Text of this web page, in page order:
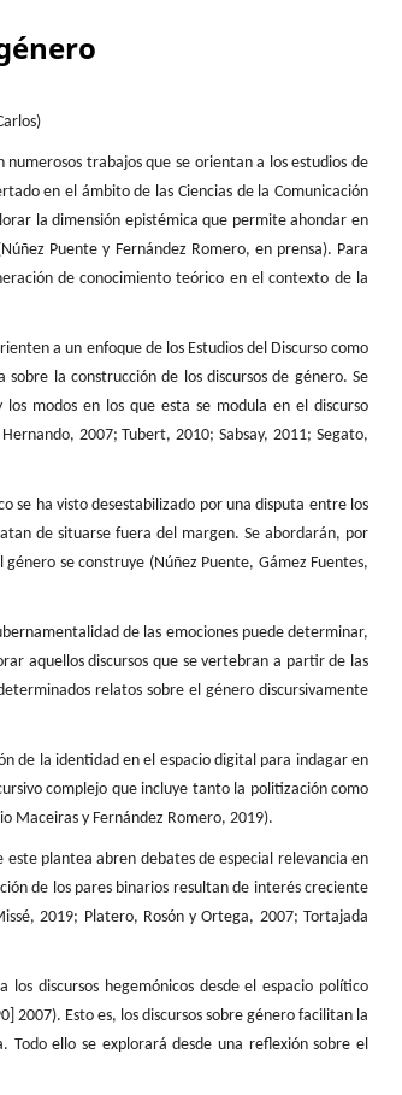
numerosos trabajos que se orientan a los estudios de
en el ámbito de las Ciencias de la Comunicación
la dimensión epistémica que permite ahondar en
Puente y Fernández Romero, en prensa). Para
de conocimiento teórico en el contexto de la
a un enfoque de los Estudios del Discurso como
la construcción de los discursos de género. Se
modos en los que esta se modula en el discurso
2007; Tubert, 2010; Sabsay, 2011; Segato,
se ha visto desestabilizado por una disputa entre los
de situarse fuera del margen. Se abordarán, por
se construye (Núñez Puente, Gámez Fuentes,
de las emociones puede determinar,
aquellos discursos que se vertebran a partir de las
relatos sobre el género discursivamente
de la identidad en el espacio digital para indagar en
complejo que incluye tanto la politización como
Maceiras y Fernández Romero, 2019).
este plantea abren debates de especial relevancia en
de los pares binarios resultan de interés creciente
2019; Platero, Rosón y Ortega, 2007; Tortajada
los discursos hegemónicos desde el espacio político
Esto es, los discursos sobre género facilitan la
ello se explorará desde una reflexión sobre el